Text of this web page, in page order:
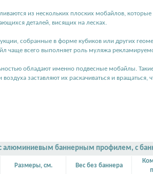
из нескольких плоских мобайлов,
деталей, висящих на лесках.
собранные в форме кубиков или других
всего выполняет роль муляжа
обладают именно подвесные мобайлы.
заставляют их раскачиваться и
алюминиевым баннерным профилем, с
Размеры, см. Вес без баннера